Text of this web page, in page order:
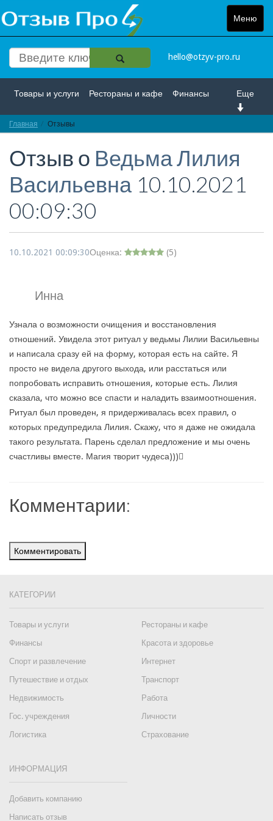
Меню
Toggle
hello@otzyv-pro.ru
Еще
Товары и услуги Рестораны и кафе Финансы
Красота и здоровье
Интернет Путешествие и отдых Транспорт
Недвижимость Работа Гос. учреждения
Личности Логистика
Главная Отзывы
Отзыв о Ведьма Лилия
Васильевна 10.10.2021
00:09:30
10.10.2021 00:09:30Оценка: (5)
Инна
Узнала о возможности очищения и восстановления
отношений. Увидела этот ритуал у ведьмы Лилии Васильевны
и написала сразу ей на форму, которая есть на сайте. Я
просто не видела другого выхода, или расстаться или
попробовать исправить отношения, которые есть. Лилия
сказала, что можно все спасти и наладить взаимоотношения.
Ритуал был проведен, я придерживалась всех правил, о
которых предупредила Лилия. Скажу, что я даже не ожидала
такого результата. Парень сделал предложение и мы очень
счастливы вместе. Магия творит чудеса)))
Комментарии:
Комментировать
КАТЕГОРИИ
Товары и услуги
Рестораны и кафе
Финансы
Красота и здоровье
Спорт и развлечение
Интернет
Путешествие и отдых
Транспорт
Недвижимость
Работа
Гос. учреждения
Личности
Логистика
Страхование
ИНФОРМАЦИЯ
Добавить компанию
Написать отзыв